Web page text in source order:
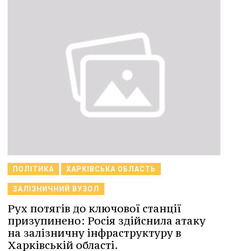
ПОЛІТИКА ХАРКІВСЬКА ОБЛАСТЬ
ЗАЛІЗНИЧНИЙ ВУЗОЛ
Рух потягів до ключової станції
призупинено: Росія здійснила атаку
на залізничну інфраструктуру в
Харківській області.